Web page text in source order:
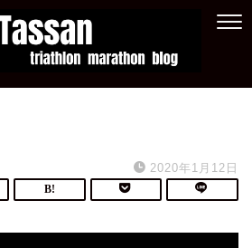
2020年1月12日